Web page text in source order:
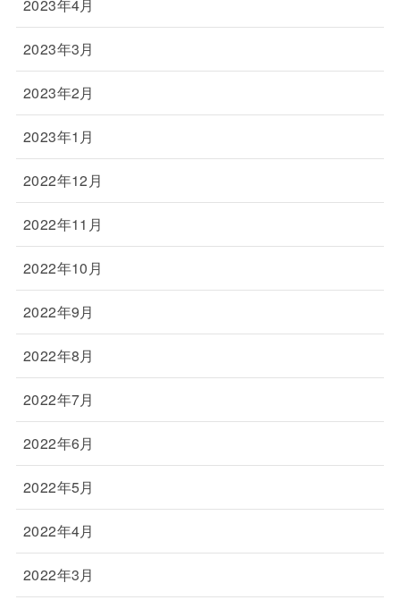
2023年4月
2023年3月
2023年2月
2023年1月
2022年12月
2022年11月
2022年10月
2022年9月
2022年8月
2022年7月
2022年6月
2022年5月
2022年4月
2022年3月